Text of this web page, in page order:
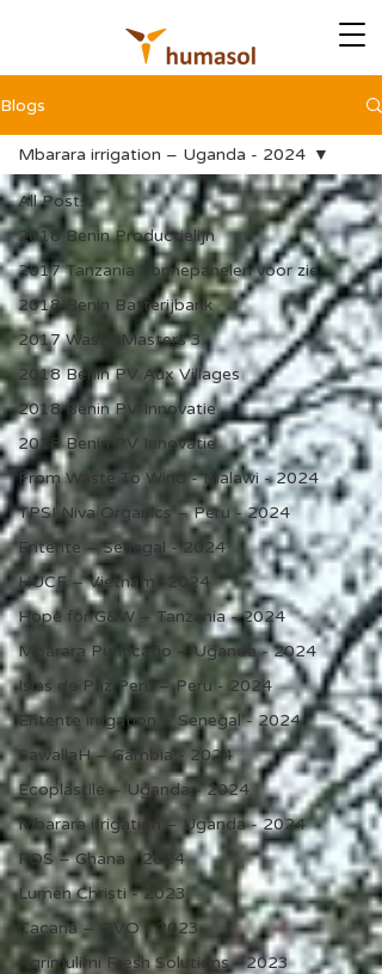
Blogs
All Posts
2018 Benin Productielijn
2017 Tanzania Zonnepanelen voor zie
2018 Benin Batterijbank
2017 Waste Masters 3
2018 Benin PV Aux Villages
2018 Benin PV Innovatie
2018 Benin PV Innovatie
From Waste To Wind - Malawi - 2024
TPSI Niva Organics – Peru - 2024
Entente – Senegal - 2024
HUCE – Vietnam -2024
Hope for G&W – Tanzania - 2024
Mbarara Purificatio – Uganda - 2024
Islas de Paz Perú – Peru - 2024
Entente irrigation – Senegal - 2024
SawallaH – Gambia - 2024
Ecoplastile – Uganda - 2024
Mbarara irrigation – Uganda - 2024
FOS – Ghana - 2024
Lumen Christi - 2023
Cacana – OVO - 2023
Agrimulimi Fresh Solutions - 2023
Mbarara irrigation – Uganda - 2024